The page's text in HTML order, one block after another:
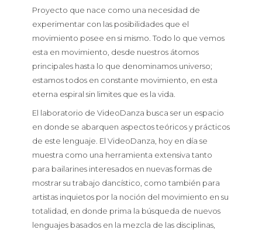
Proyecto que nace como una necesidad de
experimentar con las posibilidades que el
movimiento posee en si mismo. Todo lo que vemos
esta en movimiento, desde nuestros átomos
principales hasta lo que denominamos universo;
estamos todos en constante movimiento, en esta
eterna espiral sin limites que es la vida.
El laboratorio de VideoDanza busca ser un espacio
en donde se abarquen aspectos teóricos y prácticos
de este lenguaje. El VideoDanza , hoy en día se
muestra como una herramienta extensiva tanto
para bailarines interesados en nuevas formas de
mostrar su trabajo dancístico, como también para
artistas inquietos por la noción del movimiento en su
totalidad, en donde prima la búsqueda de nuevos
lenguajes basados en la mezcla de las disciplinas,